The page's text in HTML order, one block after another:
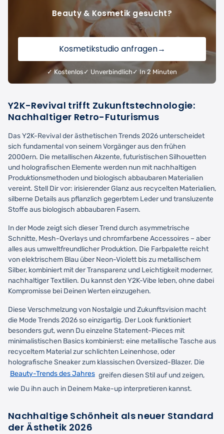
Beauty & Kosmetik gesucht?
Kosmetikstudio anfragen→
✓ Kostenlos ✓ Unverbindlich ✓ In 2 Minuten
Y2K-Revival trifft Zukunftstechnologie:
Nachhaltiger Retro-Futurismus
Das Y2K-Revival der ästhetischen Trends 2026 unterscheidet
sich fundamental von seinem Vorgänger aus den frühen
2000ern. Die metallischen Akzente, futuristischen Silhouetten
und holografischen Elemente werden nun mit nachhaltigen
Produktionsmethoden und biologisch abbaubaren Materialien
vereint. Stell Dir vor: irisierender Glanz aus recycelten Materialien,
silberne Details aus pflanzlich gegerbtem Leder und transluzente
Stoffe aus biologisch abbaubaren Fasern.
In der Mode zeigt sich dieser Trend durch asymmetrische
Schnitte, Mesh-Overlays und chromfarbene Accessoires – aber
alles aus umweltfreundlicher Produktion. Die Farbpalette reicht
von elektrischem Blau über Neon-Violett bis zu metallischem
Silber, kombiniert mit der Transparenz und Leichtigkeit moderner,
nachhaltiger Textilien. Du kannst den Y2K-Vibe leben, ohne dabei
Kompromisse bei Deinen Werten einzugehen.
Diese Verschmelzung von Nostalgie und Zukunftsvision macht
die Mode Trends 2026 so einzigartig. Der Look funktioniert
besonders gut, wenn Du einzelne Statement-Pieces mit
minimalistischen Basics kombinierst: eine metallische Tasche aus
recyceltem Material zur schlichten Leinenhose, oder
holografische Sneaker zum klassischen Oversized-Blazer. Die
Beauty-Trends des Jahres greifen diesen Stil auf und zeigen,
wie Du ihn auch in Deinem Make-up interpretieren kannst.
Nachhaltige Schönheit als neuer Standard
der Ästhetik 2026